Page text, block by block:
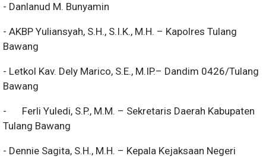
- Danlanud M. Bunyamin
- AKBP Yuliansyah, S.H., S.I.K., M.H. – Kapolres Tulang
Bawang
- Letkol Kav. Dely Marico, S.E., M.IP.– Dandim 0426/Tulang
Bawang
-
Ferli Yuledi, S.P., M.M. – Sekretaris Daerah Kabupaten
Tulang Bawang
- Dennie Sagita, S.H., M.H. – Kepala Kejaksaan Negeri